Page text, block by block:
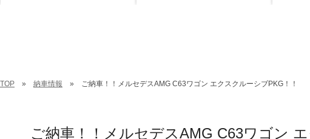
TOP 納車情報 ご納車！！メルセデスAMG C63ワゴン エクスクルーシブPKG！！
ご納車！！メルセデスAMG C63ワゴン